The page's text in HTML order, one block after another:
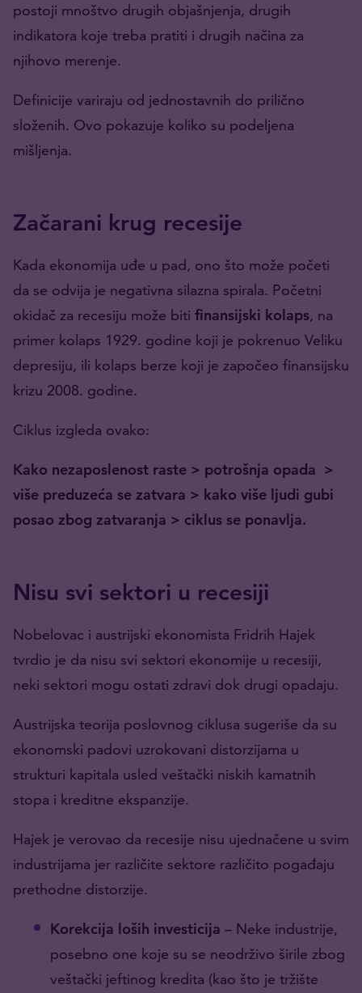
postoji mnoštvo drugih objašnjenja, drugih
indikatora koje treba pratiti i drugih načina za
njihovo merenje.
Definicije variraju od jednostavnih do prilično
složenih. Ovo pokazuje koliko su podeljena
mišljenja.
Začarani krug recesije
Kada ekonomija uđe u pad, ono što može početi
da se odvija je negativna silazna spirala. Početni
okidač za recesiju može biti finansijski kolaps, na
primer kolaps 1929. godine koji je pokrenuo Veliku
depresiju, ili kolaps berze koji je započeo finansijsku
krizu 2008. godine.
Ciklus izgleda ovako:
Kako nezaposlenost raste > potrošnja opada >
više preduzeća se zatvara > kako više ljudi gubi
posao zbog zatvaranja > ciklus se ponavlja.
Nisu svi sektori u recesiji
Nobelovac i austrijski ekonomista Fridrih Hajek
tvrdio je da nisu svi sektori ekonomije u recesiji,
neki sektori mogu ostati zdravi dok drugi opadaju.
Austrijska teorija poslovnog ciklusa sugeriše da su
ekonomski padovi uzrokovani distorzijama u
strukturi kapitala usled veštački niskih kamatnih
stopa i kreditne ekspanzije.
Hajek je verovao da recesije nisu ujednačene u svim
industrijama jer različite sektore različito pogađaju
prethodne distorzije.
Korekcija loših investicija – Neke industrije,
posebno one koje su se neodrživo širile zbog
veštački jeftinog kredita (kao što je tržište